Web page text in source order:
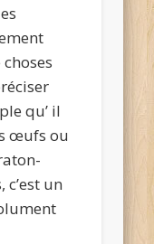
qu’ il
œufs ou
un